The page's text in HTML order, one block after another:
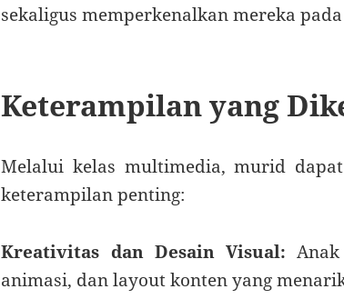
sekaligus memperkenalkan mereka
Keterampilan yang
Melalui kelas multimedia, murid
keterampilan penting:
Kreativitas dan Desain Visual:
animasi, dan layout konten yang